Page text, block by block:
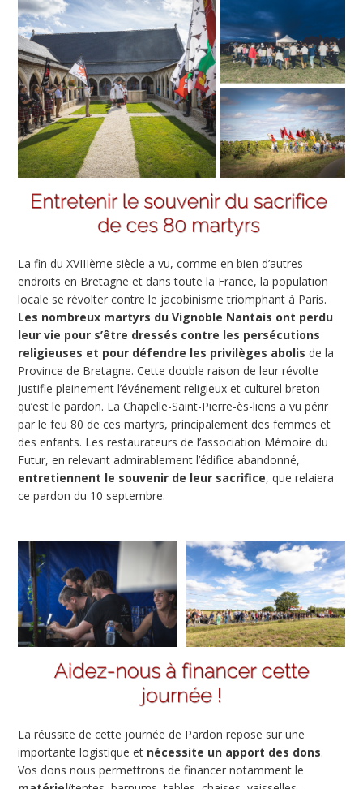
La fin du XVIIIème siècle a vu, comme en bien d’autres
endroits en Bretagne et dans toute la France, la population
locale se révolter contre le jacobinisme triomphant à Paris.
Les nombreux martyrs du Vignoble Nantais ont perdu
leur vie pour s’être dressés contre les persécutions
religieuses et pour défendre les privilèges abolis de la
Province de Bretagne. Cette double raison de leur révolte
justifie pleinement l’événement religieux et culturel breton
qu’est le pardon. La Chapelle-Saint-Pierre-ès-liens a vu périr
par le feu 80 de ces martyrs, principalement des femmes et
des enfants. Les restaurateurs de l’association Mémoire du
Futur, en relevant admirablement l’édifice abandonné,
entretiennent le souvenir de leur sacrifice, que relaiera
ce pardon du 10 septembre.
La réussite de cette journée de Pardon repose sur une
importante logistique et nécessite un apport des dons.
Vos dons nous permettrons de financer notamment le